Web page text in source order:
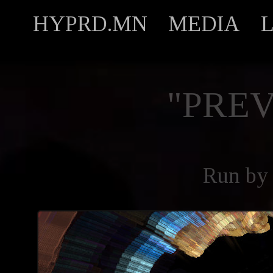
HYPRD.MN MEDIA
Run by